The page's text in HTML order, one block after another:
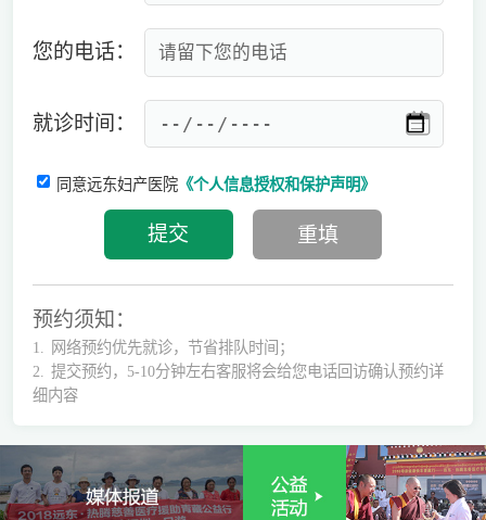
您的电话：
就诊时间：
同意远东妇产医院《个人信息授权和保护声明》
预约须知：
1. 网络预约优先就诊，节省排队时间；
2. 提交预约，5-10分钟左右客服将会给您电话回访确认预约详
细内容